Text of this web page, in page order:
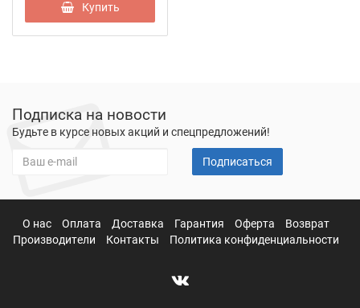
Купить
Подписка на новости
Будьте в курсе новых акций и спецпредложений!
Подписаться
О нас Оплата Доставка Гарантия Оферта
Возврат
Производители
Контакты Политика конфиденциальности